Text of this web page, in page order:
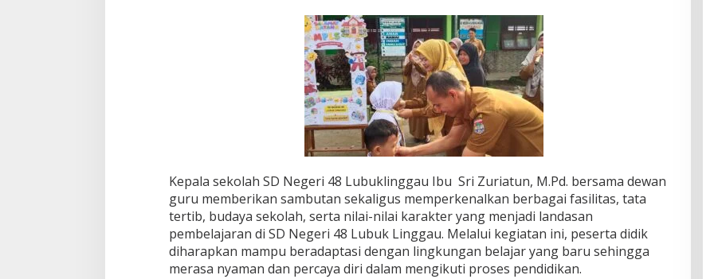
a
n
Kepala sekolah SD Negeri 48 Lubuklinggau Ibu Sri Zuriatun, M.Pd. bersama dewan
guru memberikan sambutan sekaligus memperkenalkan berbagai fasilitas, tata
tertib, budaya sekolah, serta nilai-nilai karakter yang menjadi landasan
pembelajaran di SD Negeri 48 Lubuk Linggau. Melalui kegiatan ini, peserta didik
diharapkan mampu beradaptasi dengan lingkungan belajar yang baru sehingga
merasa nyaman dan percaya diri dalam mengikuti proses pendidikan.